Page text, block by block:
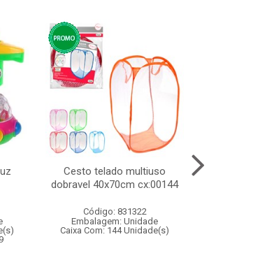
Cesto telado multiuso
dobravel 40x70cm cx:00144
Código: 831322
Embalagem: Unidade
Caixa Com: 144 Unidade(s)